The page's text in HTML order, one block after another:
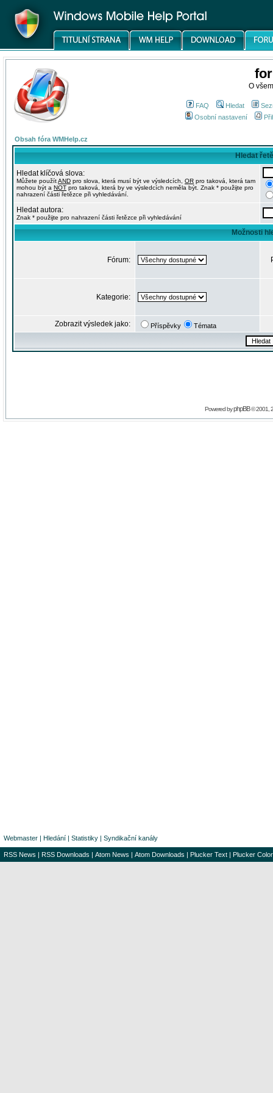
O
FAQ Hledat
Osobní nastavení
Obsah fóra WMHelp.cz
Hledat
Hledat klíčová slova:
Můžete použítAND pro slova, která musí být ve výsledcích, OR pro taková, která tam
mohou být a NOT pro taková, která by ve výsledcích neměla být. Znak * použijte pro
nahrazení části řetězce při vyhledávání.
Hledat autora:
Znak * použijte pro nahrazení části řetězce při vyhledávání
Možnosti
Fórum:
Kategorie:
Zobrazit výsledek jako: Příspěvky Témata
Powered byphpBB© 2001,
Webmaster | Hledání | Statistiky | Syndikační kanály
RSS News | RSS Downloads | Atom News | Atom Downloads | Plucker Text | Plucker Color